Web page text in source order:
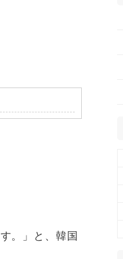
。」と、韓国